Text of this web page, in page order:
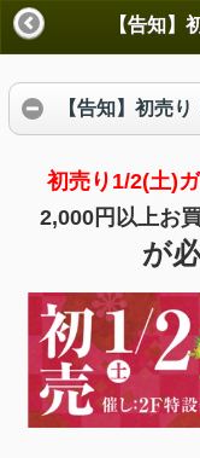
【告知】
【告知】初売
初売り1/2(土)
2,000円以上お
が